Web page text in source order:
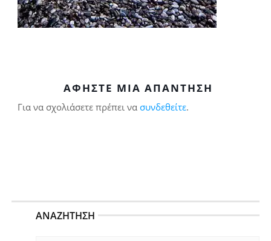
ΑΦΉΣΤΕ ΜΙΑ ΑΠΆΝΤΗΣΗ
Για να σχολιάσετε πρέπει να συνδεθείτε.
ΑΝΑΖΉΤΗΣΗ